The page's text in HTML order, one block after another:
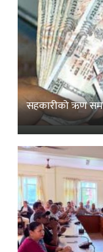
सहकारीको ऋण